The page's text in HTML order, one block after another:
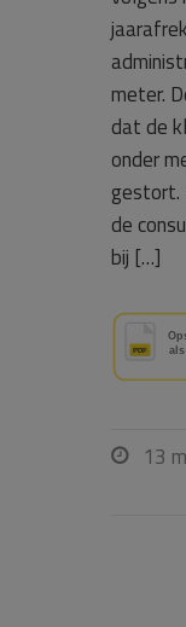
meter.
dat de
onder
gestort.
de
bij […]
 13